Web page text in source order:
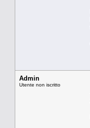
Admin
Utente non iscritto